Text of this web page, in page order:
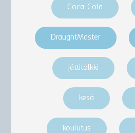
Coca-Cola
DraughtMaster
jättitölkki
kesä
koulutus